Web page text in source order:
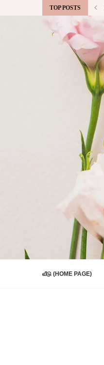
TOP POSTS
வீடு (HOME PAGE)